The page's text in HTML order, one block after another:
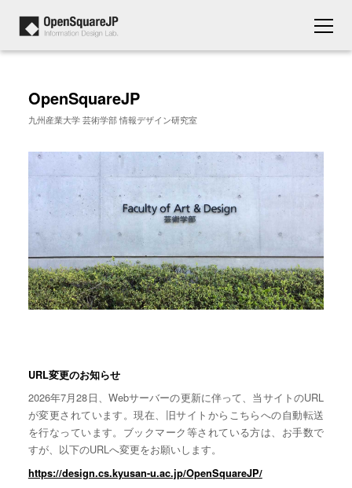
OpenSquareJP
九州産業大学 芸術学部 情報デザイン研究室
URL変更のお知らせ
2026年7月28日、Webサーバーの更新に伴って、当サイトのURL
が変更されています。現在、旧サイトからこちらへの自動転送
を行なっています。ブックマーク等されている方は、お手数で
すが、以下のURLへ変更をお願いします。
https://design.cs.kyusan-u.ac.jp/OpenSquareJP/